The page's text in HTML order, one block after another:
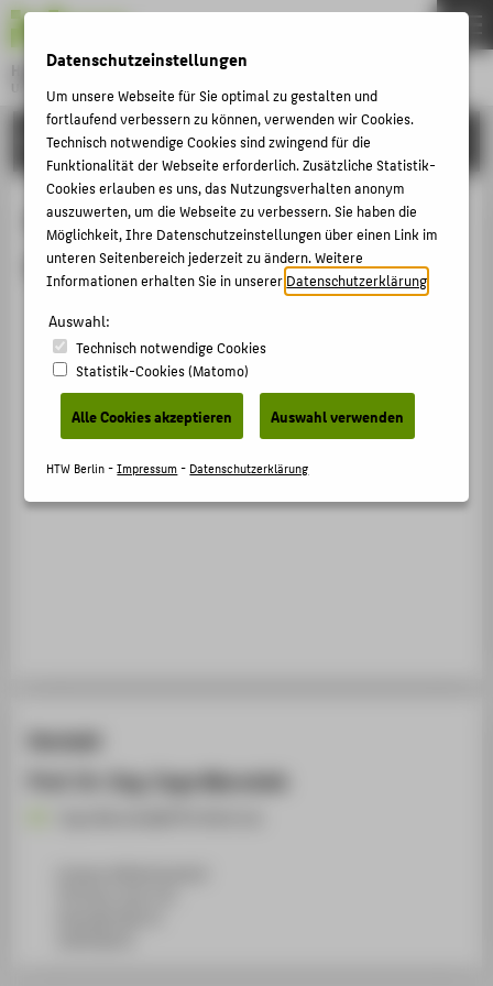
Hochschule für Technik und Wirtschaft Berlin
University of Applied Sciences
Menu
FORSCHUNG
Preise / Auszeichnungen von Prof.
Dr.-Ing. Ingo Marsolek
Ehrennadel der Deutschen Gesellschaft für
Arbeitswissenschaft
Preis / Auszeichnung › 2025
Kontakt
Prof. Dr.-Ing. Ingo Marsolek
THEMEN
HOCHSCHULE
CAMPUS
STUDIUM
LEHRE
KARRIERE
INTERNATIONAL
INFORMATIONEN FÜR
STUDIENINTERESSIERTE
DIGITALE DIENSTE
Datenschutzeinstellungen
Um unsere Webseite für Sie optimal zu gestalten und
fortlaufend verbessern zu können, verwenden wir Cookies.
Technisch notwendige Cookies sind zwingend für die
Funktionalität der Webseite erforderlich. Zusätzliche Statistik-
Cookies erlauben es uns, das Nutzungsverhalten anonym
auszuwerten, um die Webseite zu verbessern. Sie haben die
Möglichkeit, Ihre Datenschutzeinstellungen über einen Link im
unteren Seitenbereich jederzeit zu ändern. Weitere
Informationen erhalten Sie in unsererDatenschutzerklärung
Auswahl:
Technisch notwendige Cookies
Statistik-Cookies (Matomo)
Alle Cookies akzeptieren Auswahl verwenden
HTW Berlin -Impressum- Datenschutzerklärung